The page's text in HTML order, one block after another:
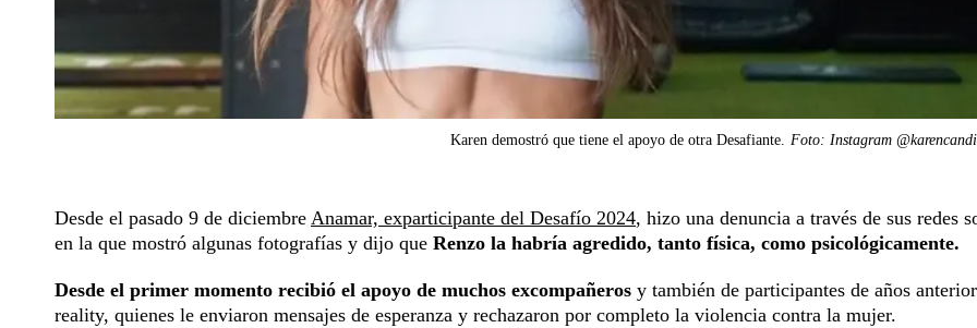
Karen demostró que tiene el apoyo de otra Desafiante. Foto: Instagram
Desde el pasado 9 de diciembre Anamar, exparticipante del Desafío 2024, hizo una denuncia a través de sus redes
en la que mostró algunas fotografías y dijo que Renzo la habría agredido, tanto física, como psicológicamente.
Desde el primer momento recibió el apoyo de muchos excompañeros y también de participantes de años
reality, quienes le enviaron mensajes de esperanza y rechazaron por completo la violencia contra la mujer.